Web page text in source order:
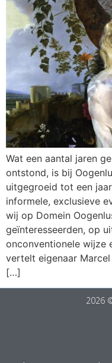
Wat een aantal jaren
ontstond, is bij
uitgegroeid tot een
informele, exclusieve
wij op Domein
geïnteresseerden, op
onconventionele wijze
vertelt eigenaar
[…]
2026